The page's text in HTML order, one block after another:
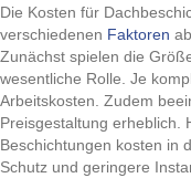
Die Kosten für
verschiedenen Faktoren
Zunächst spielen die
wesentliche Rolle. Je
Arbeitskosten. Zudem
Preisgestaltung erheblich.
Beschichtungen kosten in
Schutz und geringere